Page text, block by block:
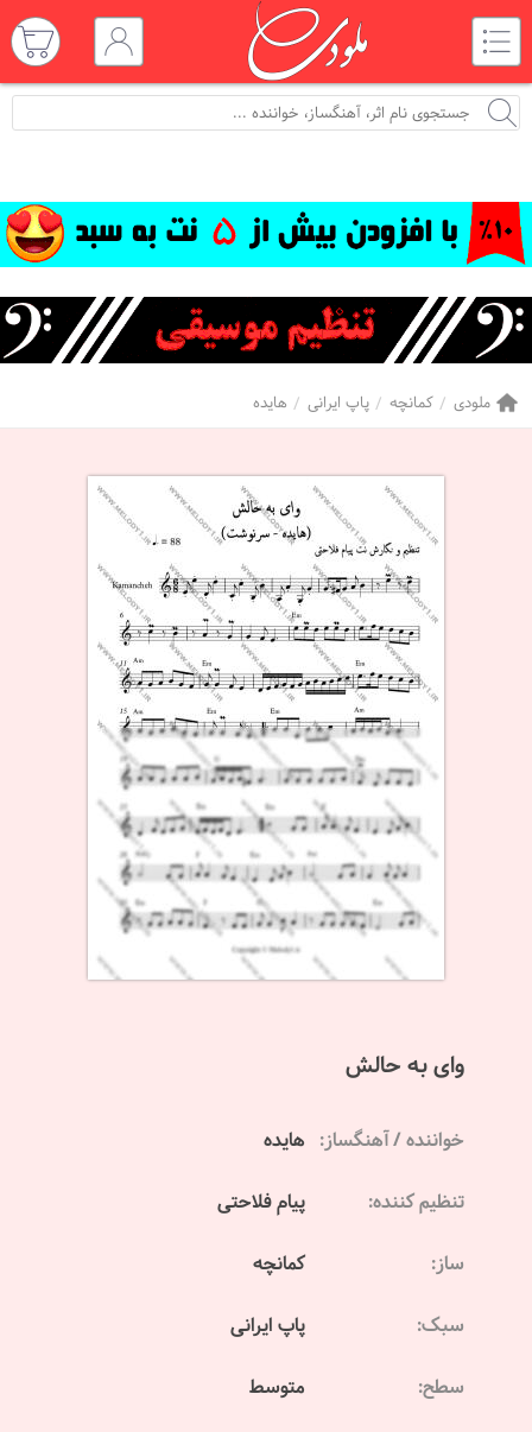
ملودی کمانچه پاپ ایرانی هایده
وای به حالش
خواننده / آهنگساز: هایده
تنظیم کننده: پیام فلاحتی
ساز: کمانچه
سبک: پاپ ایرانی
سطح: متوسط